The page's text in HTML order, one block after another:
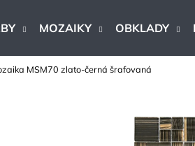
MOZAIKY OBKLADY
MSM70 zlato-černá šrafovaná
Co